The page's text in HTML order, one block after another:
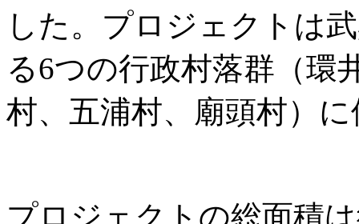
した。プロジェクトは
る6つの行政村落群（環
村、五浦村、廟頭村）
プロジェクトの総面積